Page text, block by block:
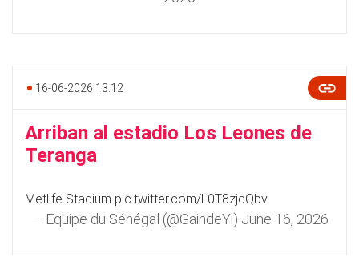
16-06-2026 13:12
Arriban al estadio Los Leones de
Teranga
Metlife Stadium pic.twitter.com/L0T8zjcQbv
— Equipe du Sénégal (@GaindeYi) June 16, 2026